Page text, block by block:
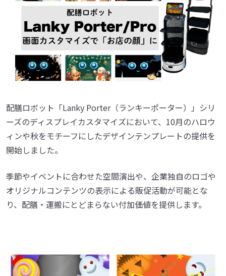
配膳ロボット「Lanky Porter（ランキーポーター）」シリ
ーズのディスプレイカスタマイズにおいて、10月のハロウ
ィンや秋をモチーフにしたデザインテンプレートの提供を
開始しました。
季節やイベントに合わせた空間演出や、企業独自のロゴや
オリジナルコンテンツの表示による販促活動が可能とな
り、配膳・運搬にとどまらない付加価値を提供します。